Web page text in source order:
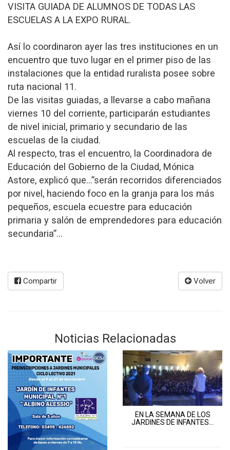
VISITA GUIADA DE ALUMNOS DE TODAS LAS
ESCUELAS A LA EXPO RURAL.
Así lo coordinaron ayer las tres instituciones en un
encuentro que tuvo lugar en el primer piso de las
instalaciones que la entidad ruralista posee sobre
ruta nacional 11.
De las visitas guiadas, a llevarse a cabo mañana
viernes 10 del corriente, participarán estudiantes
de nivel inicial, primario y secundario de las
escuelas de la ciudad.
Al respecto, tras el encuentro, la Coordinadora de
Educación del Gobierno de la Ciudad, Mónica
Astore, explicó que…”serán recorridos diferenciados
por nivel, haciendo foco en la granja para los más
pequeños, escuela ecuestre para educación
primaria y salón de emprendedores para educación
secundaria”...
Compartir Volver
Noticias Relacionadas
EN LA SEMANA DE LOS
JARDINES DE INFANTES…